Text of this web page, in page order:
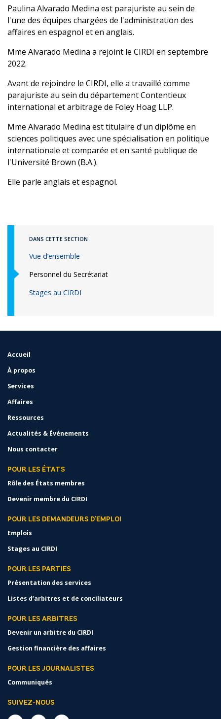
Paulina Alvarado Medina est parajuriste au sein de
l'une des équipes chargées de l'administration des
affaires en espagnol et en anglais.
Mme Alvarado Medina a rejoint le CIRDI en septembre
2022.
Avant de rejoindre le CIRDI, elle a travaillé comme
parajuriste au sein du département Contentieux
international et arbitrage de Foley Hoag LLP.
Mme Alvarado Medina est titulaire d'un diplôme en
sciences politiques avec une spécialisation en politique
internationale et comparée et en santé publique de
l'Université Brown (B.A.).
Elle parle anglais et espagnol.
DANS CETTE SECTION
Vue d’ensemble
Personnel du Secrétariat
Stages au CIRDI
FOOTER
Accueil
À propos
Services
Affaires
Ressources
Actualités & Événements
Nous contacter
POUR LES ÉTATS
Rôle des États membres
Devenir membre du CIRDI
POUR LES DEMANDEURS D'EMPLOI
Emplois
Stages au CIRDI
POUR LES PARTIES
Présentation des services
Listes d’arbitres et de conciliateurs
POUR LES ARBITRES
Devenir un arbitre du CIRDI
Gestion financière des affaires
POUR LES JOURNALISTES
Communiqués
SUIVEZ-NOUS